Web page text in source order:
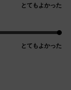
とてもよかった
とてもよかった